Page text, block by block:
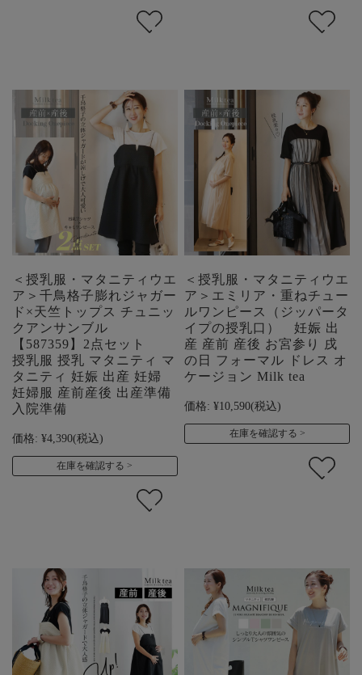
＜授乳服・マタニティウエ
ア＞千鳥格子膨れジャガー
ド×天竺トップス チュニッ
クアンサンブル
【587359】2点セット
授乳服 授乳 マタニティ マ
タニティ 妊娠 出産 妊婦
妊婦服 産前産後 出産準備
入院準備
価格: ¥4,390(税込)
在庫を確認する
＜授乳服・マタニティウエ
ア＞エミリア・重ねチュー
ルワンピース（ジッパータ
イプの授乳口） 妊娠 出
産 産前 産後 お宮参り 戌
の日 フォーマル ドレス オ
ケージョン Milk tea
価格: ¥10,590(税込)
在庫を確認する